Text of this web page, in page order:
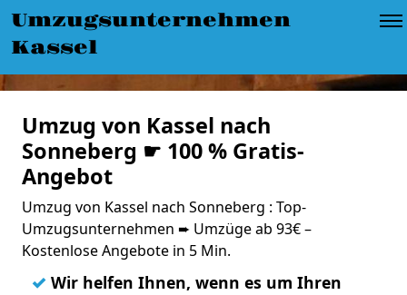
Umzugsunternehmen
Kassel
Umzug von Kassel nach
Sonneberg ☛ 100 % Gratis-
Angebot
Umzug von Kassel nach Sonneberg : Top-
Umzugsunternehmen ➨ Umzüge ab 93€ –
Kostenlose Angebote in 5 Min.
✓ Wir helfen Ihnen, wenn es um Ihren